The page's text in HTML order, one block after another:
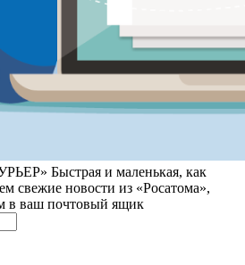
Быстрая и маленькая, как
свежие новости из «Росатома»,
в ваш почтовый ящик